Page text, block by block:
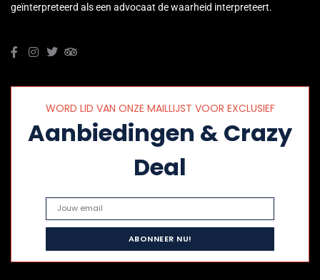
geïnterpreteerd als een advocaat de waarheid interpreteert.
WORD LID VAN ONZE MAILLIJST VOOR EXCLUSIEF
Aanbiedingen & Crazy
Deal